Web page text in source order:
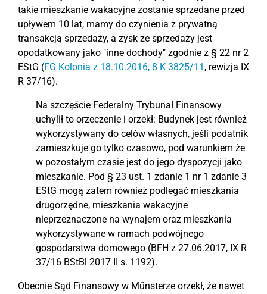
takie mieszkanie wakacyjne zostanie sprzedane przed
upływem 10 lat, mamy do czynienia z prywatną
transakcją sprzedaży, a zysk ze sprzedaży jest
opodatkowany jako "inne dochody" zgodnie z § 22 nr 2
EStG (FG Kolonia z 18.10.2016, 8 K 3825/11 , rewizja IX
R 37/16).
Na szczęście Federalny Trybunał Finansowy
uchylił to orzeczenie i orzekł: Budynek jest również
wykorzystywany do celów własnych, jeśli podatnik
zamieszkuje go tylko czasowo, pod warunkiem że
w pozostałym czasie jest do jego dyspozycji jako
mieszkanie. Pod § 23 ust. 1 zdanie 1 nr 1 zdanie 3
EStG mogą zatem również podlegać mieszkania
drugorzędne, mieszkania wakacyjne
nieprzeznaczone na wynajem oraz mieszkania
wykorzystywane w ramach podwójnego
gospodarstwa domowego (BFH z 27.06.2017, IX R
37/16 BStBl 2017 II s. 1192).
Obecnie Sąd Finansowy w Münsterze orzekł, że nawet